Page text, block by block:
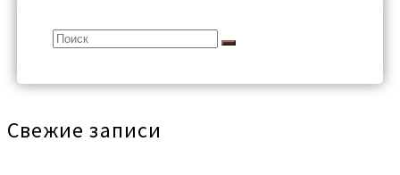
Search
Свежие записи